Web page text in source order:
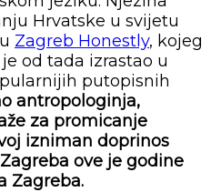
Hrvatske u svijetu
Zagreb Honestly, kojeg
od tada izrastao u
putopisnih
antropologinja,
za promicanje
izniman doprinos
ove je godine
Zagreba.